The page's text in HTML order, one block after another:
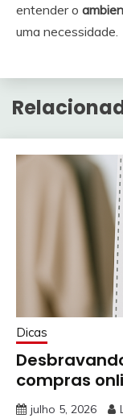
entender o
uma necessidade.
Dicas
compras
julho 5, 2026